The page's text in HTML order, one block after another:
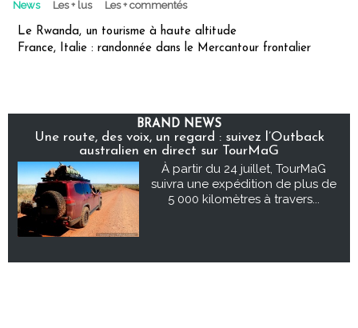
News Les + lus Les + commentés
Le Rwanda, un tourisme à haute altitude
France, Italie : randonnée dans le Mercantour frontalier
BRAND NEWS
Une route, des voix, un regard : suivez l’Outback
australien en direct sur TourMaG
À partir du 24 juillet, TourMaG
suivra une expédition de plus de
5 000 kilomètres à travers...